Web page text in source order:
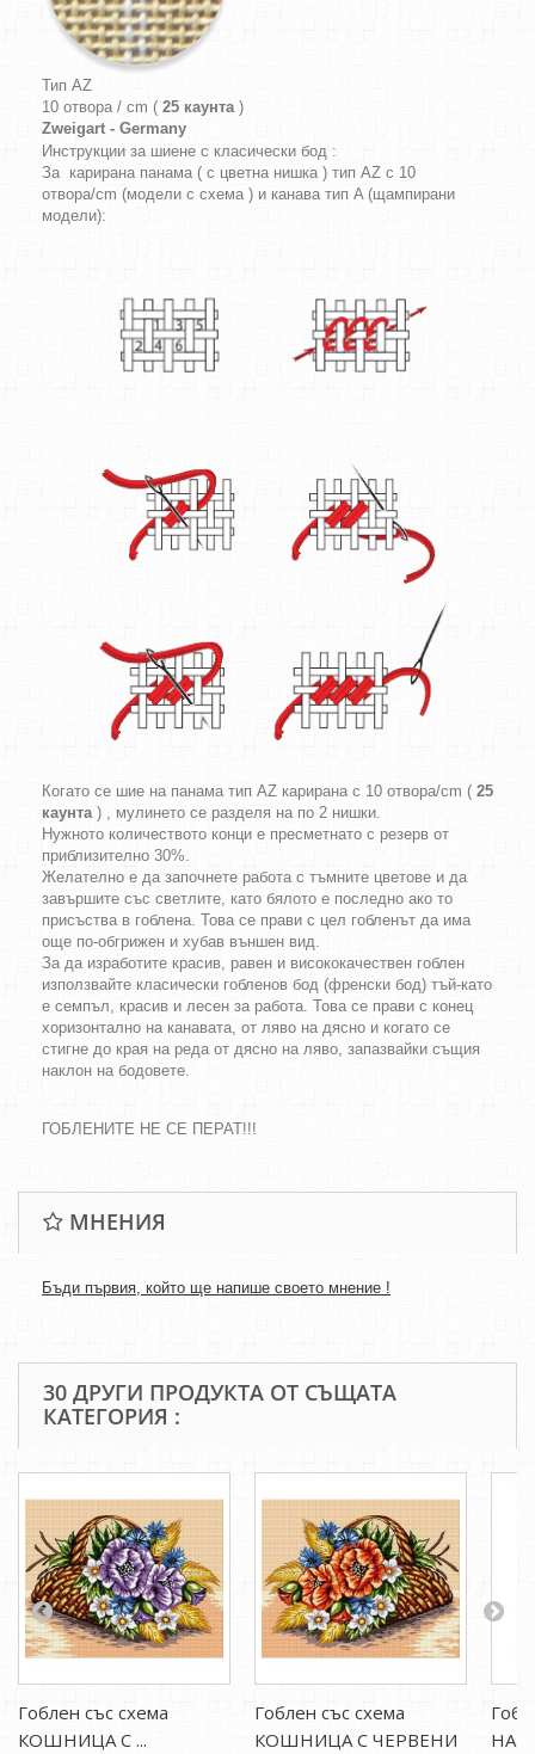
Тип AZ
10 отвора / cm ( 25 каунта)
Zweigart - Germany
Инструкции за шиене с класически бод :
За карирана панама ( с цветна нишка ) тип AZ с 10
отвора/cm (модели с схема ) и канава тип A (щампирани
модели):
Когато се шие на панама тип AZ карирана с 10 отвора/cm ( 25
каунта) , мулинето се разделя на по 2 нишки.
Нужното количеството конци е пресметнато с резерв от
приблизително 30%.
Желателно е да започнете работа с тъмните цветове и да
завършите със светлите, като бялото е последно ако то
присъства в гоблена. Това се прави с цел гобленът да има
още по-обгрижен и хубав външен вид.
За да изработите красив, равен и висококачествен гоблен
използвайте класически гобленов бод (френски бод) тъй-като
е семпъл, красив и лесен за работа. Това се прави с конец
хоризонтално на канавата, от ляво на дясно и когато се
стигне до края на реда от дясно на ляво, запазвайки същия
наклон на бодовете.
ГОБЛЕНИТЕ НЕ СЕ ПЕРАТ!!!
МНЕНИЯ
Бъди първия, който ще напише своето мнение !
30 ДРУГИ ПРОДУКТА ОТ СЪЩАТА
КАТЕГОРИЯ :
Гоблен със схема
КОШНИЦА С ...
Гоблен със схема
КОШНИЦА С ЧЕРВЕНИ